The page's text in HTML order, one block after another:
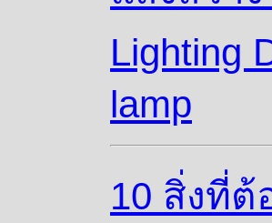
Lighting
lamp
10 สิ่งที่ต้